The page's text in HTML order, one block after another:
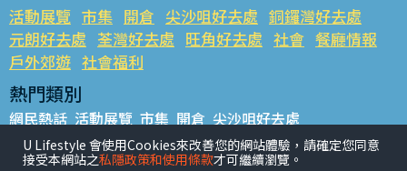
活動展覽 市集 開倉 尖沙咀好去處 銅鑼灣好去處
元朗好去處 荃灣好去處 旺角好去處 社會 餐廳情報
戶外郊遊 社會福利
熱門類別
網民熱話 活動展覽 市集 開倉 尖沙咀好去處
銅鑼灣好去處 元朗好去處 荃灣好去處 旺角好去處 社會
餐廳情報 戶外郊遊
U Lifestyle 會使用Cookies來改善您的網站體驗，請確定您同意
接受本網站之私隱政策和使用條款才可繼續瀏覽。